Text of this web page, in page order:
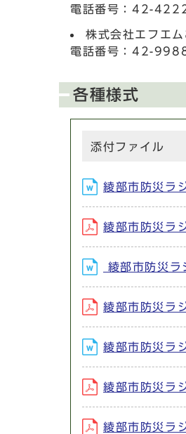
電話番号：42-
株式会社エフエ
電話番号：42-
各種様式
添付ファイル
綾部市防災ラ
綾部市防災ラ
綾部市防災
綾部市防災ラ
綾部市防災ラ
綾部市防災ラ
綾部市防災ラ